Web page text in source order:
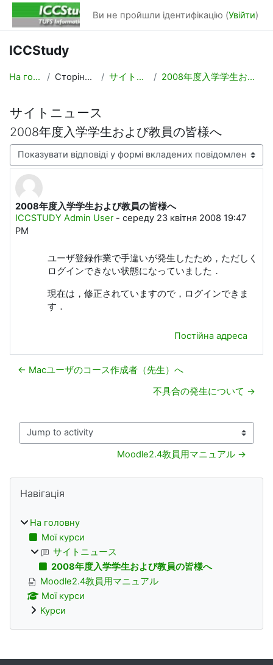
Перейти до головного вмісту
Ви не пройшли ідентифікацію (Увійти)
ICCStudy
На головну Сторінки сайту サイトニュース 2008年度入学学生および教員の皆様へ
サイトニュース
2008年度入学学生および教員の皆様へ
Тип показу
2008年度入学学生および教員の皆様へ
ICCSTUDY Admin User- середу 23 квітня 2008 19:47
PM
Кількість відповідей: 0
ユーザ登録作業で手違いが発生したため，ただしく
ログインできない状態になっていました．
現在は，修正されていますので，ログインできま
す．
Постійна адреса
← Macユーザのコース作成者（先生）へ
不具合の発生について →
Jump to activity
Moodle2.4教員用マニュアル →
Блоки
Навігація
На головну
Мої курси
サイトニュース
2008年度入学学生および教員の皆様へ
Moodle2.4教員用マニュアル
Мої курси
Курси
Додаткові блоки